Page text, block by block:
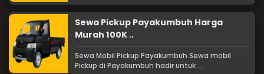
Sewa Pickup Payakumbuh Harga
Murah 100K ..
Sewa Mobil Pickup Payakumbuh Sewa mobil
Pickup di Payakumbuh hadir untuk ...